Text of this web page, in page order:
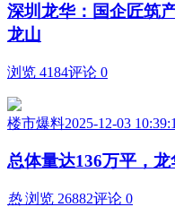
深圳龙华：国企匠筑
龙山
浏览 4184评论 0
楼市爆料2025-12-03
总体量达136万平，
热 浏览 26882评论 0